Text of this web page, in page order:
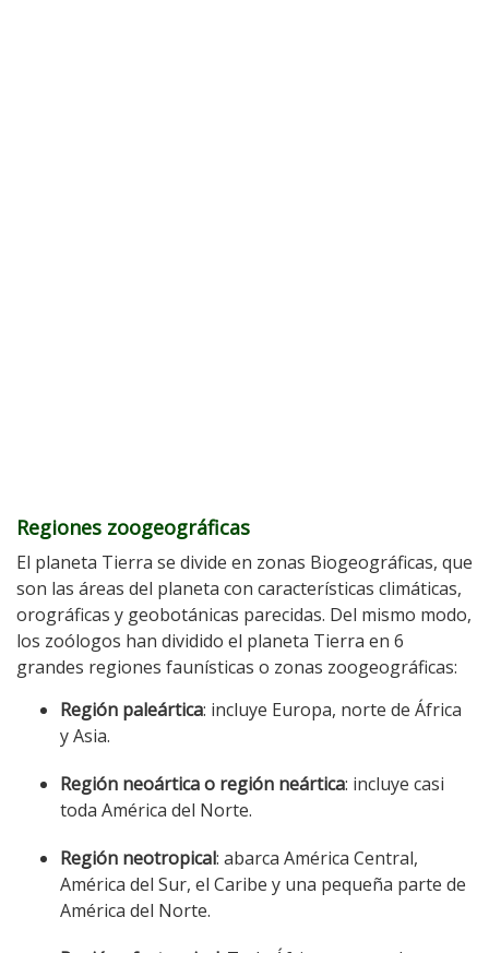
Regiones zoogeográficas
El planeta Tierra se divide en zonas Biogeográficas, que
son las áreas del planeta con características climáticas,
orográficas y geobotánicas parecidas. Del mismo modo,
los zoólogos han dividido el planeta Tierra en 6
grandes regiones faunísticas o zonas zoogeográficas:
Región paleártica: incluye Europa, norte de África
y Asia.
Región neoártica o región neártica: incluye casi
toda América del Norte.
Región neotropical: abarca América Central,
América del Sur, el Caribe y una pequeña parte de
América del Norte.